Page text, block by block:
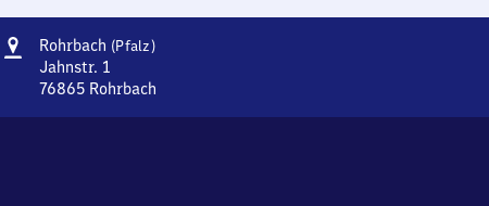
Adresse
Rohrbach (Pfalz)Rohrbach
Jahnstr. 1
76865 Rohrbach